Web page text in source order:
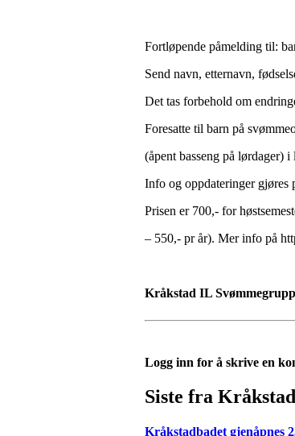
Fortløpende påmelding til:
Send navn, etternavn,
Det tas forbehold om
Foresatte til barn på
(åpent basseng på lørdager)
Info og oppdateringer gjøres
Prisen er 700,- for
– 550,- pr år). Mer info på
Kråkstad IL
Logg inn for å skrive en
Siste fra
Kråkstadbadet gjenåpnes